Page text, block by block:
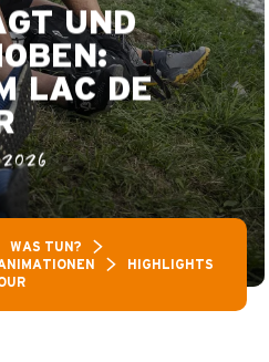
UND
LAC DE
2026
WAS TUN?
HIGHLIGHTS